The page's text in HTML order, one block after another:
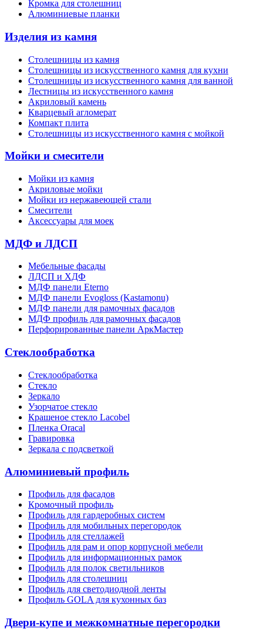
Кромка для столешниц
Алюминиевые планки
Изделия из камня
Столешницы из камня
Cтолешницы из искусственного камня для кухни
Cтолешницы из искусственного камня для ванной
Лестницы из искусственного камня
Акриловый камень
Кварцевый агломерат
Компакт плита
Столешницы из искусственного камня с мойкой
Мойки и смесители
Мойки из камня
Акриловые мойки
Мойки из нержавеющей стали
Смесители
Аксессуары для моек
МДФ и ЛДСП
Мебельные фасады
ЛДСП и ХДФ
МДФ панели Eterno
МДФ панели Evogloss (Kastamonu)
МДФ панели для рамочных фасадов
МДФ профиль для рамочных фасадов
Перфорированные панели АркМастер
Стеклообработка
Стеклообработка
Стекло
Зеркало
Узорчатое стекло
Крашеное стекло Lacobel
Пленка Oracal
Гравировка
Зеркала с подсветкой
Алюминиевый профиль
Профиль для фасадов
Кромочный профиль
Профиль для гардеробных систем
Профиль для мобильных перегородок
Профиль для стеллажей
Профиль для рам и опор корпусной мебели
Профиль для информационных рамок
Профиль для полок светильников
Профиль для столешниц
Профиль для светодиодной ленты
Профиль GOLA для кухонных баз
Двери-купе и межкомнатные перегородки